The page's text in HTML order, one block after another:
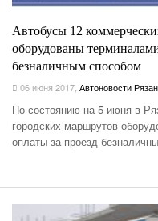
Автобусы 12
оборудованы
безналичным способом
06 июня 2017 Автоновости
По состоянию на 5 июня в
городских маршрутов
оплаты за проезд